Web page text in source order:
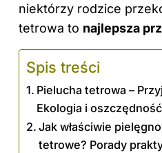
niektórzy rodzice
tetrowa to najlepsza
Spis treści
Pielucha tetrowa –
Ekologia i oszczędność
Jak właściwie
tetrowe? Porady